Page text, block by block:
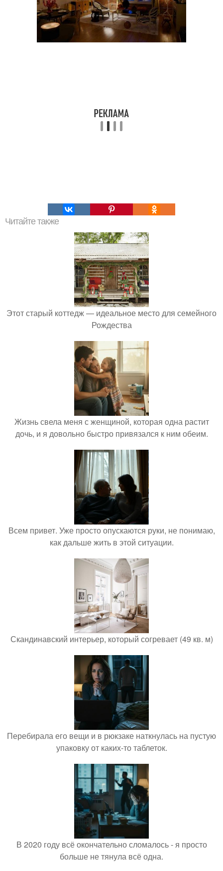
Читайте также
Этот старый коттедж — идеальное место для семейного
Рождества
Жизнь свела меня с женщиной, которая одна растит
дочь, и я довольно быстро привязался к ним обеим.
Всем привет. Уже просто опускаются руки, не понимаю,
как дальше жить в этой ситуации.
Скандинавский интерьер, который согревает (49 кв. м)
Перебирала его вещи и в рюкзаке наткнулась на пустую
упаковку от каких-то таблеток.
В 2020 году всё окончательно сломалось - я просто
больше не тянула всё одна.